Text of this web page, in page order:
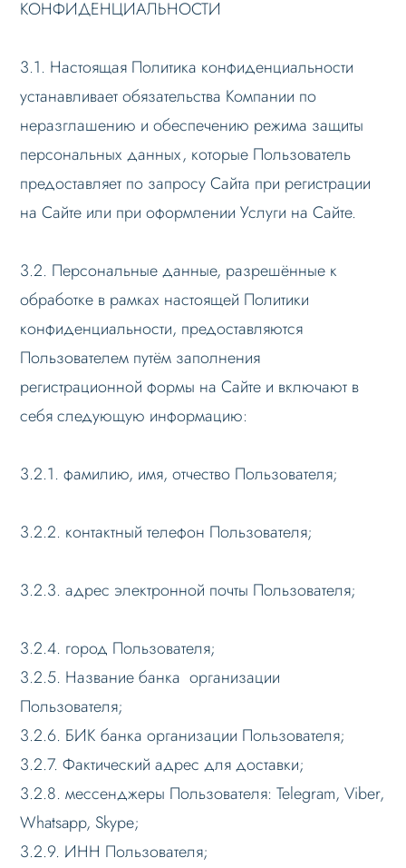
КОНФИДЕНЦИАЛЬНОСТИ
3.1. Настоящая Политика конфиденциальности
устанавливает обязательства Компании по
неразглашению и обеспечению режима защиты
персональных данных, которые Пользователь
предоставляет по запросу Сайта при регистрации
на Сайте или при оформлении Услуги на Сайте.
3.2. Персональные данные, разрешённые к
обработке в рамках настоящей Политики
конфиденциальности, предоставляются
Пользователем путём заполнения
регистрационной формы на Сайте и включают в
себя следующую информацию:
3.2.1. фамилию, имя, отчество Пользователя;
3.2.2. контактный телефон Пользователя;
3.2.3. адрес электронной почты Пользователя;
3.2.4. город Пользователя;
3.2.5. Название банка организации
Пользователя;
3.2.6. БИК банка организации Пользователя;
3.2.7. Фактический адрес для доставки;
3.2.8. мессенджеры Пользователя: Telegram, Viber,
Whatsapp, Skype;
3.2.9. ИНН Пользователя;